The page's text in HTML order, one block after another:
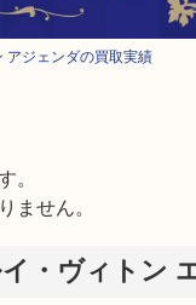
アジェンダの買取実績
せん。
・ヴィトン